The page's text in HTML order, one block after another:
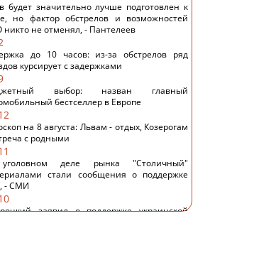
будет значительно лучше подготовлен к
но фактор обстрелов и возможностей
никто не отменял, - Пантелеев
до 10 часов: из-за обстрелов ряд
курсирует с задержками
выбор: назван главный
бестселлер в Европе
на 8 августа: Львам - отдых, Козерогам
с родными
деле рынка "Столичный"
стали сообщения о поддержке
- СМИ
заявил о поддержке украинской